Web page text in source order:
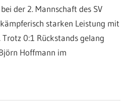
der 2. Mannschaft des SV
starken Leistung mit
0:1 Rückstands gelang
Hoffmann im